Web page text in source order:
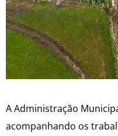
A Administração
acompanhando os